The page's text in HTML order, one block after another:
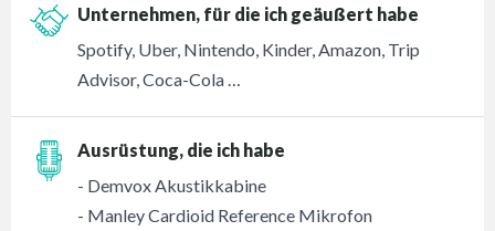
Unternehmen, für die ich geäußert habe
Spotify, Uber, Nintendo, Kinder, Amazon, Trip
Advisor, Coca-Cola …
Ausrüstung, die ich habe
- Demvox Akustikkabine
- Manley Cardioid Reference Mikrofon